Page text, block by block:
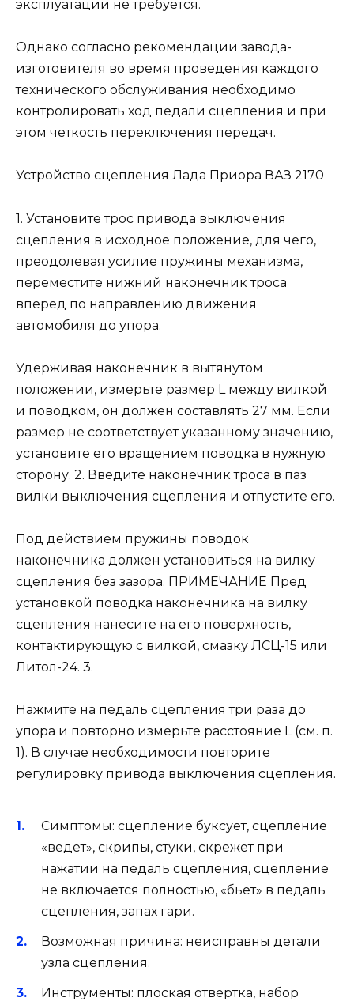
эксплуатации не требуется.
Однако согласно рекомендации завода-
изготовителя во время проведения каждого
технического обслуживания необходимо
контролировать ход педали сцепления и при
этом четкость переключения передач.
Устройство сцепления Лада Приора ВАЗ 2170
1. Установите трос привода выключения
сцепления в исходное положение, для чего,
преодолевая усилие пружины механизма,
переместите нижний наконечник троса
вперед по направлению движения
автомобиля до упора.
Удерживая наконечник в вытянутом
положении, измерьте размер L между вилкой
и поводком, он должен составлять 27 мм. Если
размер не соответствует указанному значению,
установите его вращением поводка в нужную
сторону. 2. Введите наконечник троса в паз
вилки выключения сцепления и отпустите его.
Под действием пружины поводок
наконечника должен установиться на вилку
сцепления без зазора. ПРИМЕЧАНИЕ Пред
установкой поводка наконечника на вилку
сцепления нанесите на его поверхность,
контактирующую с вилкой, смазку ЛСЦ-15 или
Литол-24. 3.
Нажмите на педаль сцепления три раза до
упора и повторно измерьте расстояние L (см. п.
1). В случае необходимости повторите
регулировку привода выключения сцепления.
Симптомы: сцепление буксует, сцепление
«ведет», скрипы, стуки, скрежет при
нажатии на педаль сцепления, сцепление
не включается полностью, «бьет» в педаль
сцепления, запах гари.
Возможная причина: неисправны детали
узла сцепления.
Инструменты: плоская отвертка, набор